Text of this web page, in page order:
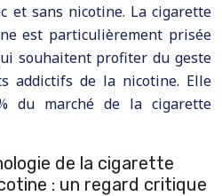
et sans nicotine. La cigarette
est particulièrement prisée
souhaitent profiter du geste
addictifs de la nicotine. Elle
du marché de la cigarette
de la cigarette
: un regard critique